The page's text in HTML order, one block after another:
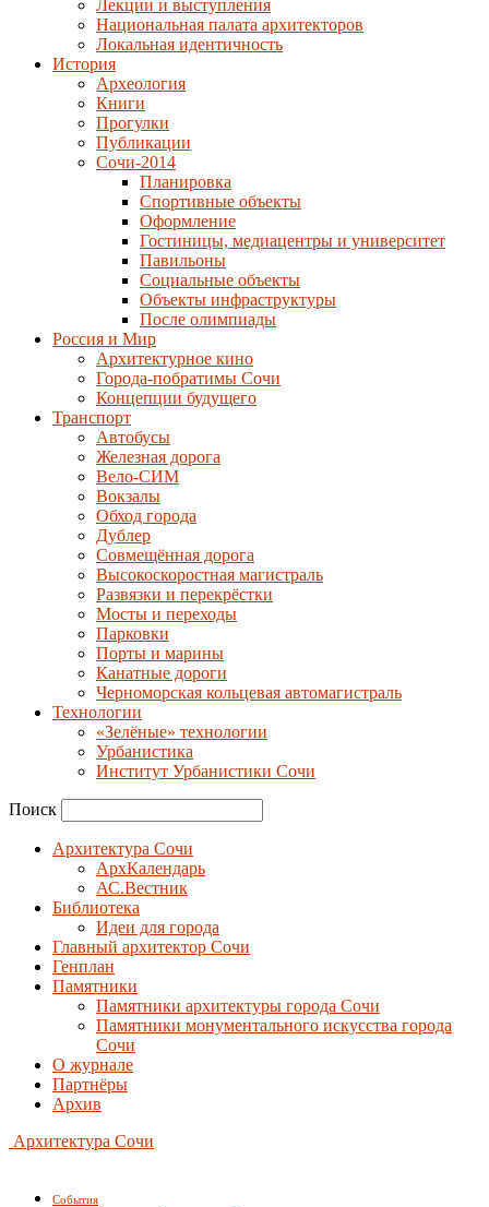
Лекции и выступления
Национальная палата архитекторов
Локальная идентичность
История
Археология
Книги
Прогулки
Публикации
Сочи-2014
Планировка
Спортивные объекты
Оформление
Гостиницы, медиацентры и университет
Павильоны
Социальные объекты
Объекты инфраструктуры
После олимпиады
Россия и Мир
Архитектурное кино
Города-побратимы Сочи
Концепции будущего
Транспорт
Автобусы
Железная дорога
Вело-СИМ
Вокзалы
Обход города
Дублер
Совмещённая дорога
Высокоскоростная магистраль
Развязки и перекрёстки
Мосты и переходы
Парковки
Порты и марины
Канатные дороги
Черноморская кольцевая автомагистраль
Технологии
«Зелёные» технологии
Урбанистика
Институт Урбанистики Сочи
Поиск
Архитектура Сочи
АрхКалендарь
АС.Вестник
Библиотека
Идеи для города
Главный архитектор Сочи
Генплан
Памятники
Памятники архитектуры города Сочи
Памятники монументального искусства города
Сочи
О журнале
Партнёры
Архив
Архитектура Сочи
События